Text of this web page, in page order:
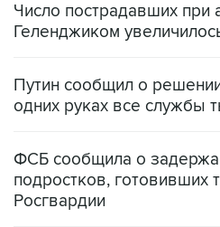
Число пострадавших
Геленджиком
Путин сообщил о
одних руках все службы
ФСБ сообщила о
подростков, готовивших
Росгвардии